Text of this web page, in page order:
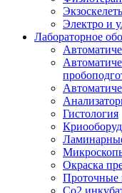
Электро и
Лабораторное
Гистология
Окраска
Проточные
Со2